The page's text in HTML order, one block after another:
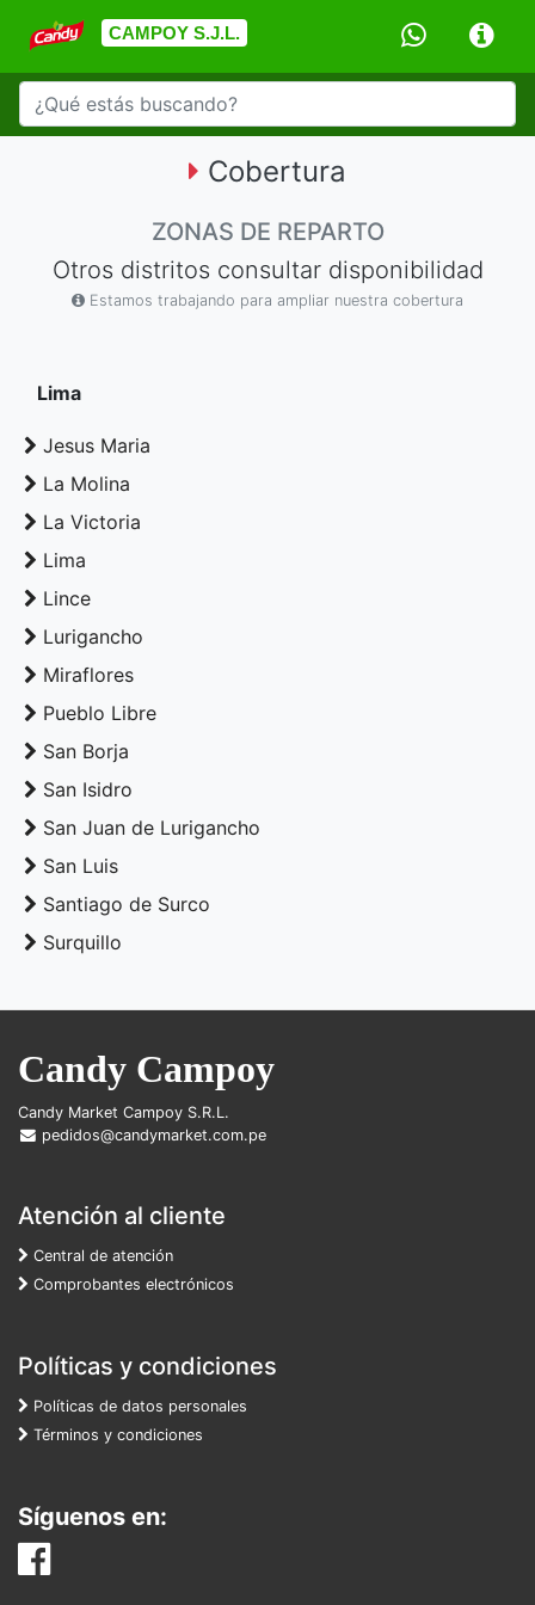
CAMPOY S.J.L.
Cobertura
ZONAS DE REPARTO
Otros distritos consultar disponibilidad
Estamos trabajando para ampliar nuestra cobertura
Lima
Jesus Maria
La Molina
La Victoria
Lima
Lince
Lurigancho
Miraflores
Pueblo Libre
San Borja
San Isidro
San Juan de Lurigancho
San Luis
Santiago de Surco
Surquillo
Candy Campoy
Candy Market Campoy S.R.L.
pedidos@candymarket.com.pe
Atención al cliente
Central de atención
Comprobantes electrónicos
Políticas y condiciones
Políticas de datos personales
Términos y condiciones
Síguenos en: